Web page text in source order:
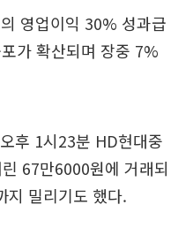
영업이익 30% 성과급
가 확산되며 장중 7%
후 1시23분 HD현대중
67만6000원에 거래되
지 밀리기도 했다.